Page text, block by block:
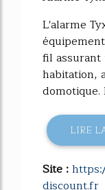
L'alarme
fil assurant
habitation,
domotique.
LIRE
Site :
discount.fr